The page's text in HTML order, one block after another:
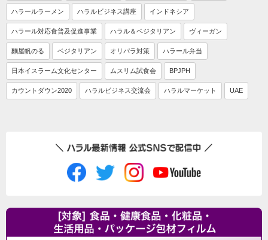
ハラールラーメン ハラルビジネス講座 インドネシア
ハラール対応食普及促進事業 ハラル＆ベジタリアン ヴィーガン
麵屋帆のる ベジタリアン オリパラ対策 ハラール弁当
日本イスラーム文化センター ムスリム試食会 BPJPH
カウントダウン2020 ハラルビジネス交流会 ハラルマーケット UAE